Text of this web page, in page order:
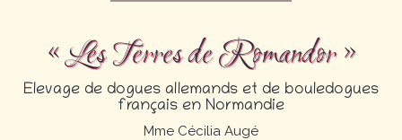
« Les Terres de Romandor »
Elevage de dogues allemands et de bouledogues
français en Normandie
Mme Cécilia Augé